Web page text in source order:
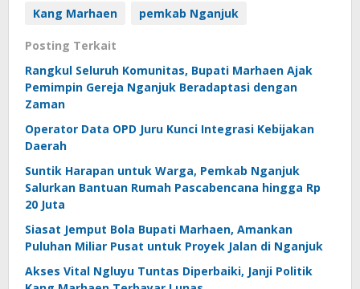
Kang Marhaen
pemkab Nganjuk
Posting Terkait
Rangkul Seluruh Komunitas, Bupati Marhaen Ajak
Pemimpin Gereja Nganjuk Beradaptasi dengan
Zaman
Operator Data OPD Juru Kunci Integrasi Kebijakan
Daerah
Suntik Harapan untuk Warga, Pemkab Nganjuk
Salurkan Bantuan Rumah Pascabencana hingga Rp
20 Juta
Siasat Jemput Bola Bupati Marhaen, Amankan
Puluhan Miliar Pusat untuk Proyek Jalan di Nganjuk
Akses Vital Ngluyu Tuntas Diperbaiki, Janji Politik